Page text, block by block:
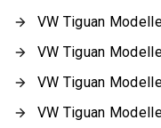
VW Tiguan
VW Tiguan
VW Tiguan
VW Tiguan